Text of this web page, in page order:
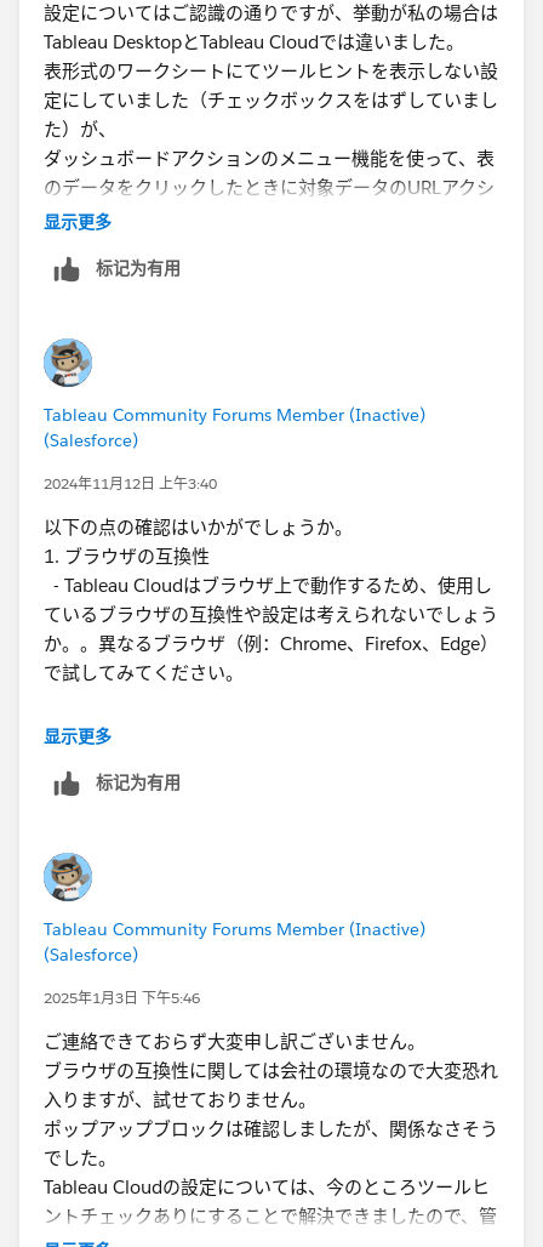
しかし、私の場合はTableau Desktopにおいてもメニュ
ーが表示されませんでした。
下記サイトに"URL アクションは、ツールヒント メニュ
ーから実行されます "と記載がありますので、ツールヒ
ント(Tooltip)が非表示の場合、かつURLアクションで
「アクションの実行対象」が「メニュー」となっている
場合、Tableau Cloud、Tableau Desktopにおいて、URL
アクションが動作しないのは仕様かもしれません。
https://help.tableau.com/current/pro/desktop/ja-
jp/actions_url.htm
設定についてはご認識の通りですが、挙動が私の場合は
Tableau DesktopとTableau Cloudでは違いました。
表形式のワークシートにてツールヒントを表示しない設
定にしていました（チェックボックスをはずしていまし
た）が、
ダッシュボードアクションのメニュー機能を使って、表
のデータをクリックしたときに対象データのURLアクシ
ョンのリンクを表示したいと思っていました。
に応じて実際のSalesforceのリードのURLリンクを表示
Desktopではダッシュボードアクションのメニューが、
クリックに応じて問題なく表示されます。
しかしながら、Tableau Cloudではツールヒントがオン
でないと
ダッシュボードアクションのメニューは表示されません
なのでツールヒントをオンにして解決できました。な
お、リンク以外に特に表示したい情報はないのでツール
ヒントの中身は空欄にしました。
显示更多
标记为有用
Tableau Community Forums Member (Inactive)
(Salesforce)
2024年11月12日 上午3:40
以下の点の確認はいかがでしょうか。
1. ブラウザの互換性
- Tableau Cloudはブラウザ上で動作するため、使用し
ているブラウザの互換性や設定は考えられないでしょう
か。。異なるブラウザ（例：Chrome、Firefox、Edge）
で試してみてください。
2. ポップアップブロックの設定
ンのメニュー表示を妨げている可能性も考えられます。
3. Tableauの設定
- Tableau Cloudの設定で、URLアクションのメニュー
表示に関する特定の設定があるか確認してください。設
定が正しく行われているかどうかを再確認も試してみて
(https://help.tableau.com/current/pro/desktop/ja-
jp/actions_url.htm)。
显示更多
标记为有用
Tableau Community Forums Member (Inactive)
(Salesforce)
2025年1月3日 下午5:46
ご連絡できておらず大変申し訳ございません。
ブラウザの互換性に関しては会社の環境なので大変恐れ
入りますが、試せておりません。
ポップアップブロックは確認しましたが、関係なさそう
でした。
Tableau Cloudの設定については、今のところツールヒ
ントチェックありにすることで解決できましたので、管